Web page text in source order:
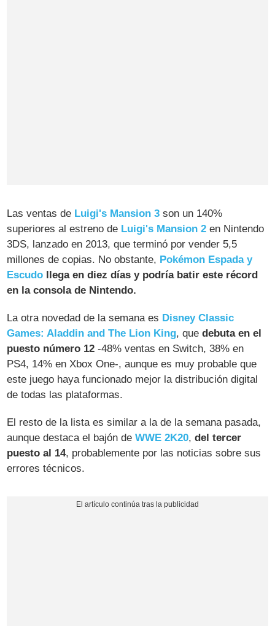
Las ventas de Luigi's Mansion 3 son un 140%
superiores al estreno de Luigi's Mansion 2 en Nintendo
3DS, lanzado en 2013, que terminó por vender 5,5
millones de copias. No obstante, Pokémon Espada y
Escudo llega en diez días y podría batir este récord
en la consola de Nintendo.
La otra novedad de la semana es Disney Classic
Games: Aladdin and The Lion King, quedebuta en el
puesto número 12 -48% ventas en Switch, 38% en
PS4, 14% en Xbox One-, aunque es muy probable que
este juego haya funcionado mejor la distribución digital
de todas las plataformas.
El resto de la lista es similar a la de la semana pasada,
aunque destaca el bajón deWWE 2K20,del tercer
puesto al 14, probablemente por las noticias sobre sus
errores técnicos.